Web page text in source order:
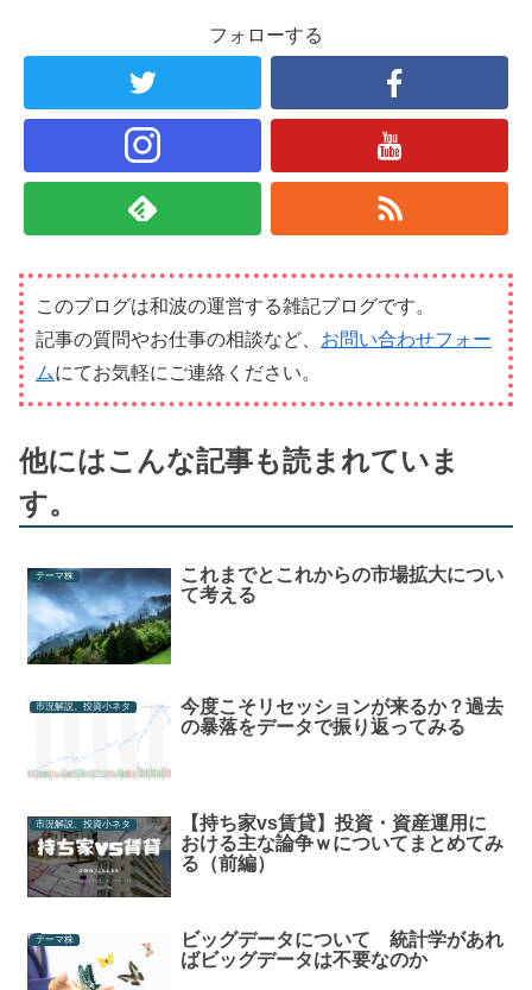
フォローする
このブログは和波の運営する雑記ブログです。
記事の質問やお仕事の相談など、 お問い合わせフォー
ムにてお気軽にご連絡ください。
他にはこんな記事も読まれていま
す。
テーマ株
これまでとこれからの市場拡大につい
て考える
市況解説、投資小ネタ
今度こそリセッションが来るか？過去
の暴落をデータで振り返ってみる
市況解説、投資小ネタ
【持ち家vs賃貸】投資・資産運用に
おける主な論争ｗについてまとめてみ
る（前編）
テーマ株
ビッグデータについて 統計学があれ
ばビッグデータは不要なのか